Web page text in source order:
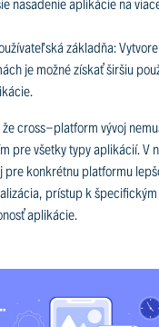
základňa:
je možné získať širšiu
že cross-platform vývoj
pre všetky typy aplikácií. V
pre konkrétnu platformu
prístup k
aplikácie.